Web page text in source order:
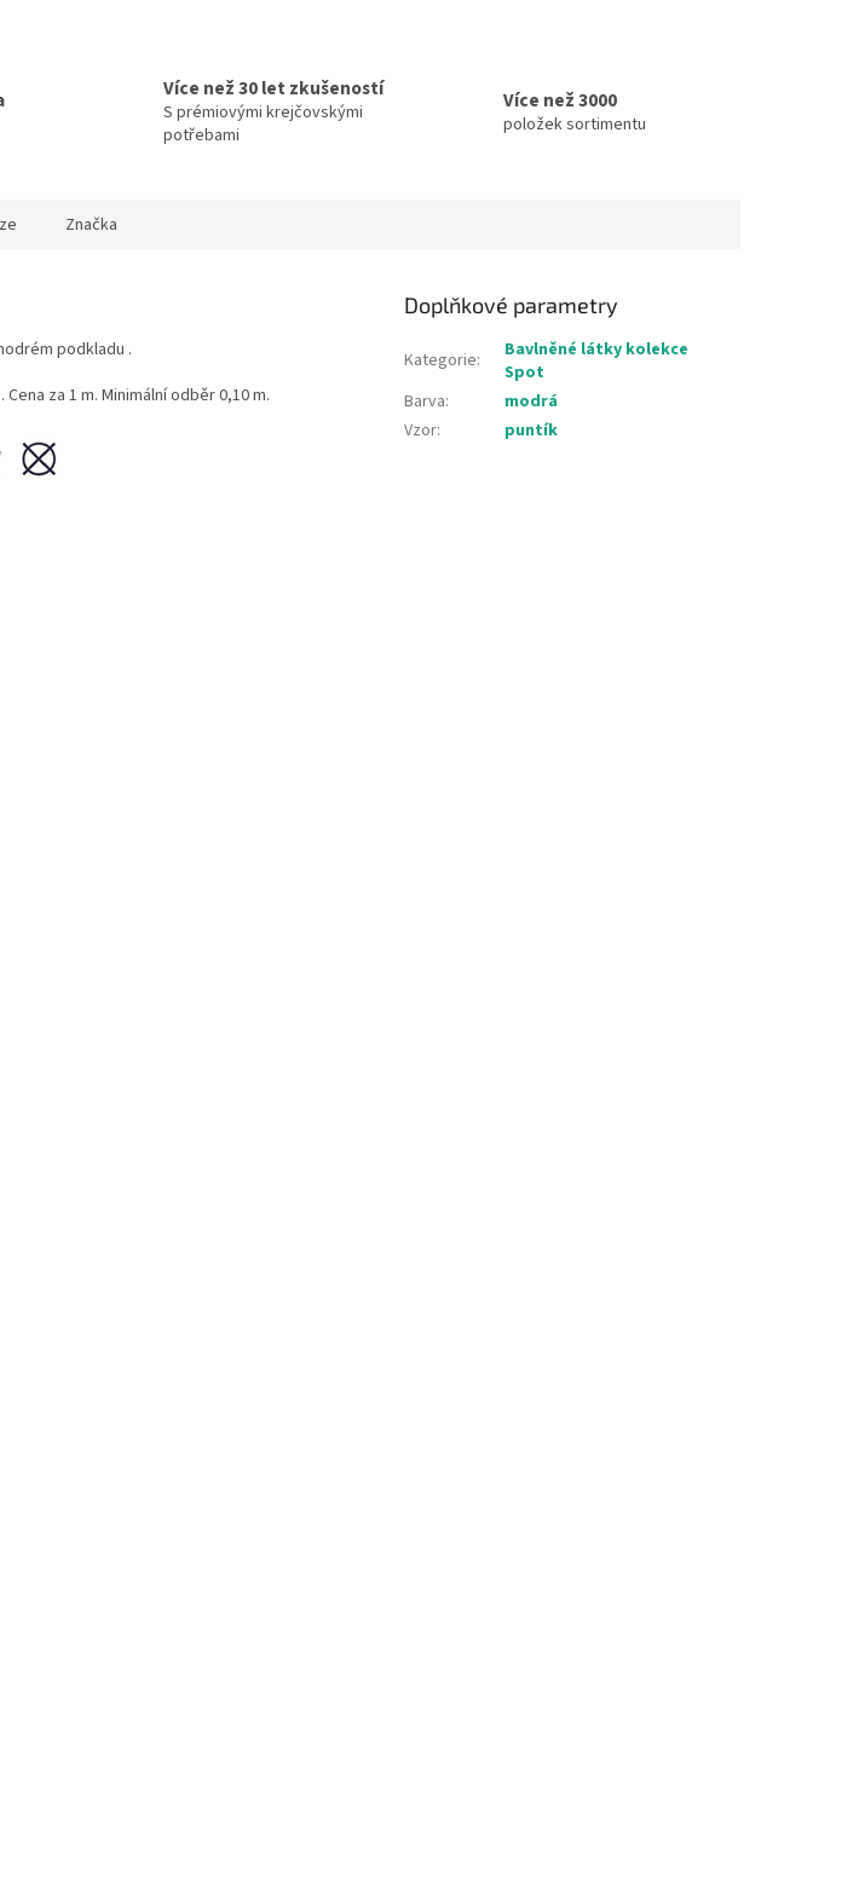
Více než 30 let zkušeností
S prémiovými krejčovskými
potřebami
Více než 3000
položek sortimentu
Značka
podkladu .
za 1 m. Minimální odběr 0,10 m.
Doplňkové parametry
Kategorie:
Bavlněné látky kolekce
Spot
Barva:
modrá
Vzor: puntík